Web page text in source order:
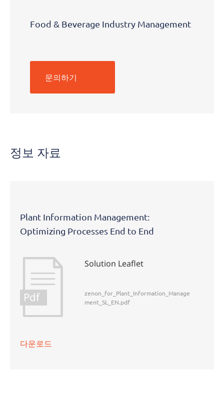
Food & Beverage Industry Management
문의하기
정보 자료
Pdf
Plant Information Management:
Optimizing Processes End to End
Solution Leaflet
zenon_for_Plant_Information_Manage
ment_SL_EN.pdf
다운로드